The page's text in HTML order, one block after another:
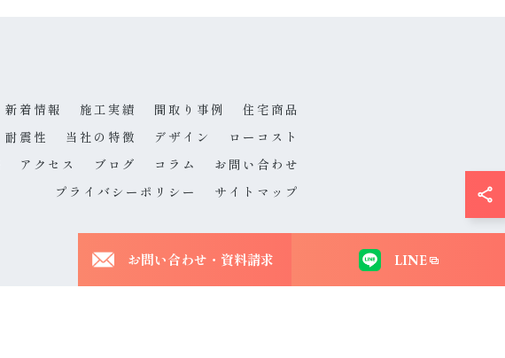
お問い合わせ・資料請求 LINE
新着情報 施工実績 間取り事例
住宅商品
耐震性 当社の特徴 デザイン
ローコスト
アクセス ブログ コラム
お問い合わせ
プライバシーポリシー
サイトマップ